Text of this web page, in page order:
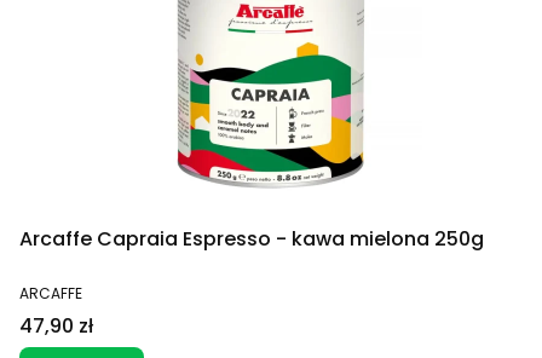
Arcaffe Capraia Espresso - kawa mielona 250g
PRODUCENT
ARCAFFE
Cena
47,90 zł